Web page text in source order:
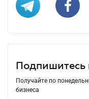
Подпишитесь
Получайте по
бизнеса